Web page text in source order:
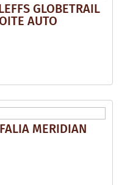
GLOBETRAIL
AUTO
MERIDIAN